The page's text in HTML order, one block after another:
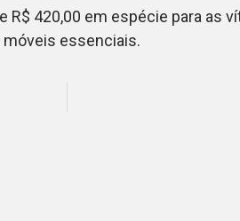
420,00 em espécie para as
móveis essenciais.